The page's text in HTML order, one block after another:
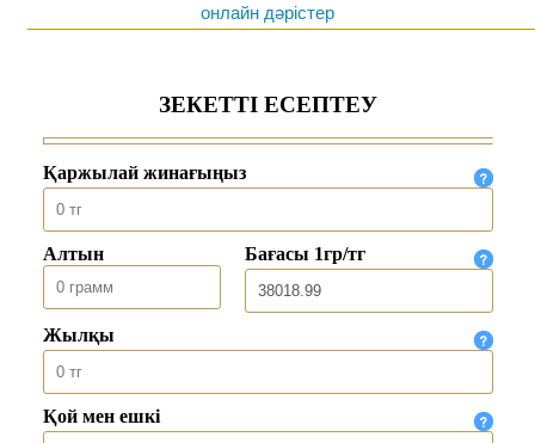
онлайн дәрістер